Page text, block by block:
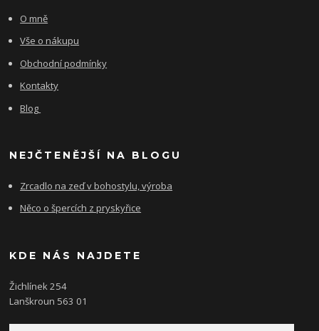
O mně
Vše o nákupu
Obchodní podmínky
Kontakty
Blog
NEJČTENĚJŠÍ NA BLOGU
Zrcadlo na zeď v bohostylu, výroba
Něco o špercích z pryskyřice
KDE NÁS NAJDETE
Žichlínek 254
Lanškroun 563 01